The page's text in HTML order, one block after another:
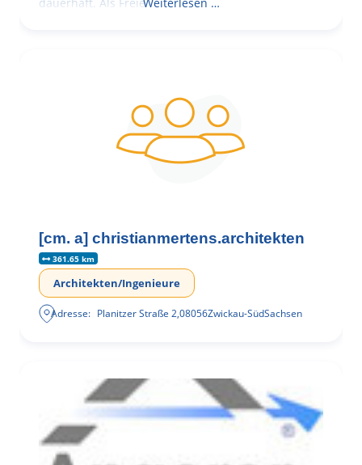
[cm. a] christianmertens.architekten
361.65 km
Architekten/Ingenieure
Adresse: Planitzer Straße 2,08056Zwickau-SüdSachsen